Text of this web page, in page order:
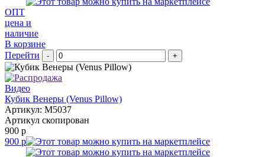
ОПТ
цена и
наличие
В корзине
Перейти
- +
Видео
Кубик Венеры (Venus Pillow)
Артикул: M5037
Артикул скопирован
900 р
900 р